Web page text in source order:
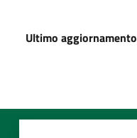
Ultimo aggiornamento